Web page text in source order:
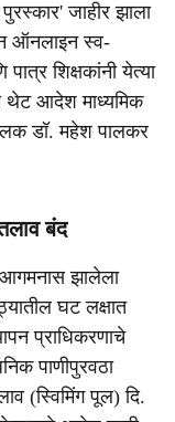
जाहीर झाला
ऑनलाइन स्व-
शिक्षकांनी येत्या
आदेश माध्यमिक
डॉ. महेश पालकर
बंद
आगमनास झालेला
घट लक्षात
प्राधिकरणाचे
पाणीपुरवठा
(स्विमिंग पूल) दि.